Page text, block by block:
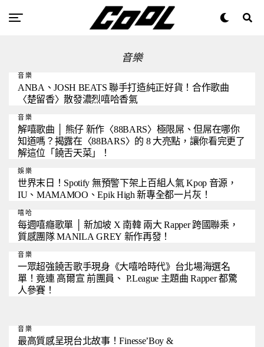
音樂
音樂
ANBA、JOSH BEATS 聯手打造純正好貨！合作歌曲
〈楚留香〉散發濃烈嘻哈香氣
音樂
解嘻歌曲 │ 熊仔 新作〈88BARS〉極限屌、但屌在哪你
知道嗎？揭露在〈88BARS〉的 8 大亮點，讓你看完更了
解這位「饒舌天菜」！
娛樂
世界末日！Spotify 無預警下架上百組人氣 Kpop 音源，
IU、MAMAMOO、Epik High 新專全都一片灰！
嘻哈
每週嘻癮歌單 │ 新加坡 X 南韓 兩大 Rapper 跨國聯乘，
質感團隊 MANILA GREY 新作再發！
音樂
一眾超強饒舌歌手現身《大嘻哈時代》台北場海選名
單！竟連 高爾宣 前團員、 P.League 主題曲 Rapper 都驚
人參賽！
音樂
最高質感呈現台北故事！Finesse’Boy &